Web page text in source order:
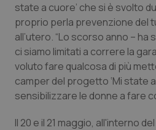
Lazio
Liguria
Lombardia
Marche
Diabete & glucometri
Disturbi dell’umore
Dolore
Donna & Salute
state a cuore’ che si è svolto
proprio perla prevenzione del
all’utero. “Lo scorso anno –
ci siamo limitati a correre la
voluto fare qualcosa di più
camper del progetto ‘Mi state
sensibilizzare le donne a fare
Il 20 e il 21 maggio, all'interno